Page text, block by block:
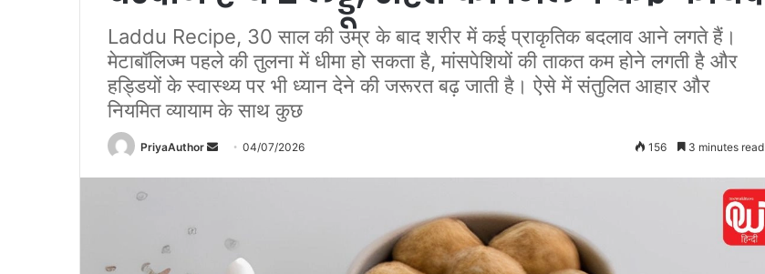
Laddu Recipe, 30 साल की उम्र के बाद शरीर में कई प्राकृतिक बदलाव आने लगते हैं।
मेटाबॉलिज्म पहले की तुलना में धीमा हो सकता है, मांसपेशियों की ताकत कम होने लगती है और
हड्डियों के स्वास्थ्य पर भी ध्यान देने की जरूरत बढ़ जाती है। ऐसे में संतुलित आहार और
नियमित व्यायाम के साथ कुछ
PriyaAuthor 04/07/2026 156 3 minutes read